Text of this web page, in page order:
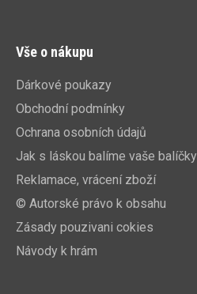
Vše o nákupu
Dárkové poukazy
Obchodní podmínky
Ochrana osobních údajů
Jak s láskou balíme vaše balíčky
Reklamace, vrácení zboží
© Autorské právo k obsahu
Zásady pouzivani cokies
Návody k hrám